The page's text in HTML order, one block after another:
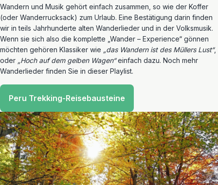
Wandern und Musik gehört einfach zusammen, so wie der Koffer
(oder Wanderrucksack) zum Urlaub. Eine Bestätigung darin finden
wir in teils Jahrhunderte alten Wanderlieder und in der Volksmusik.
Wenn sie sich also die komplette „Wander – Experience“ gönnen
möchten gehören Klassiker wie „das Wandern ist des Müllers Lust“,
oder „Hoch auf dem gelben Wagen“einfach dazu. Noch mehr
Wanderlieder finden Sie in dieser Playlist.
Peru Trekking-Reisebausteine